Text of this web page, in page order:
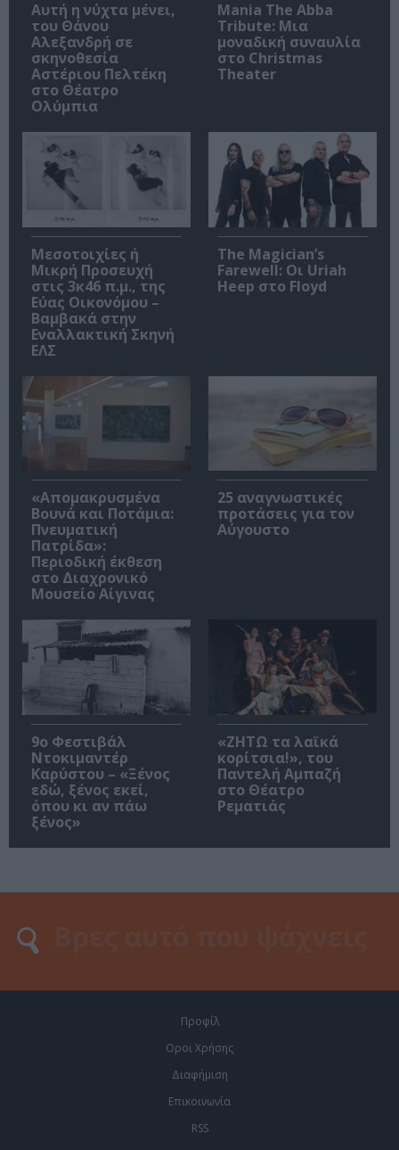
Αυτή η νύχτα μένει,
του Θάνου
Αλεξανδρή σε
σκηνοθεσία
Αστέριου Πελτέκη
στο Θέατρο
Ολύμπια
Mania The Abba
Tribute: Μια
μοναδική συναυλία
στο Christmas
Theater
Μεσοτοιχίες ή
Μικρή Προσευχή
στις 3κ46 π.μ., της
Εύας Οικονόμου –
Βαμβακά στην
Εναλλακτική Σκηνή
ΕΛΣ
The Magician’s
Farewell: Οι Uriah
Heep στο Floyd
«Απομακρυσμένα
Βουνά και Ποτάμια:
Πνευματική
Πατρίδα»:
Περιοδική έκθεση
στο Διαχρονικό
Μουσείο Αίγινας
25 αναγνωστικές
προτάσεις για τον
Αύγουστο
9ο Φεστιβάλ
Ντοκιμαντέρ
Καρύστου – «Ξένος
εδώ, ξένος εκεί,
όπου κι αν πάω
ξένος»
«ΖΗΤΩ τα λαϊκά
κορίτσια!», του
Παντελή Αμπαζή
στο Θέατρο
Ρεματιάς
Προφίλ
Οροι Χρήσης
Διαφήμιση
Επικοινωνία
RSS